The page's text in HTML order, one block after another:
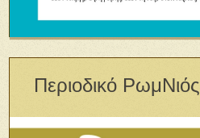
Περιοδικό ΡωμΝιός